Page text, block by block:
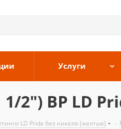
Услуги
2") ВР LD
LD Pride без никеля (желтые) -